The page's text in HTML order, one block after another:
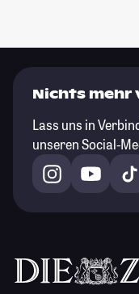
Nichts mehr
Lass uns in
unseren Social-